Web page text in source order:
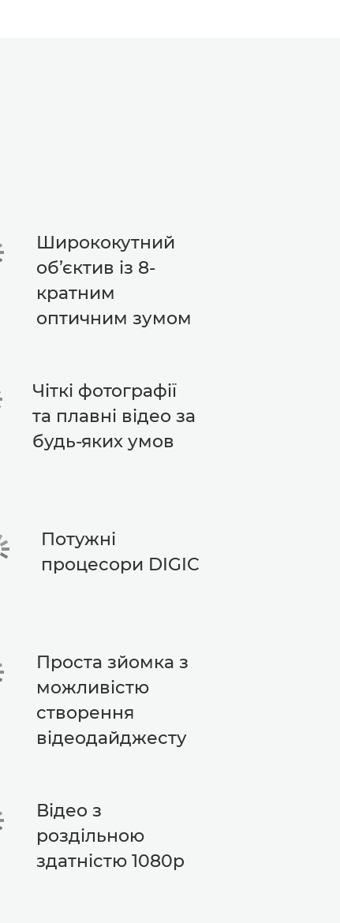
Ширококутний
об’єктив із 8-
кратним
оптичним зумом
Чіткі фотографії
та плавні відео за
будь-яких умов
Потужні
процесори DIGIC
Проста зйомка з
можливістю
створення
відеодайджесту
Відео з
роздільною
здатністю 1080p